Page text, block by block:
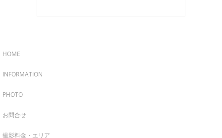
HOME
INFORMATION
PHOTO
お問合せ
撮影料金・エリア